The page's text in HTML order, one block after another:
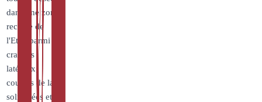
dans une zone
reculée de
l'Etna parmi
cratères
latéraux,
coulées de lave
solidifiées et